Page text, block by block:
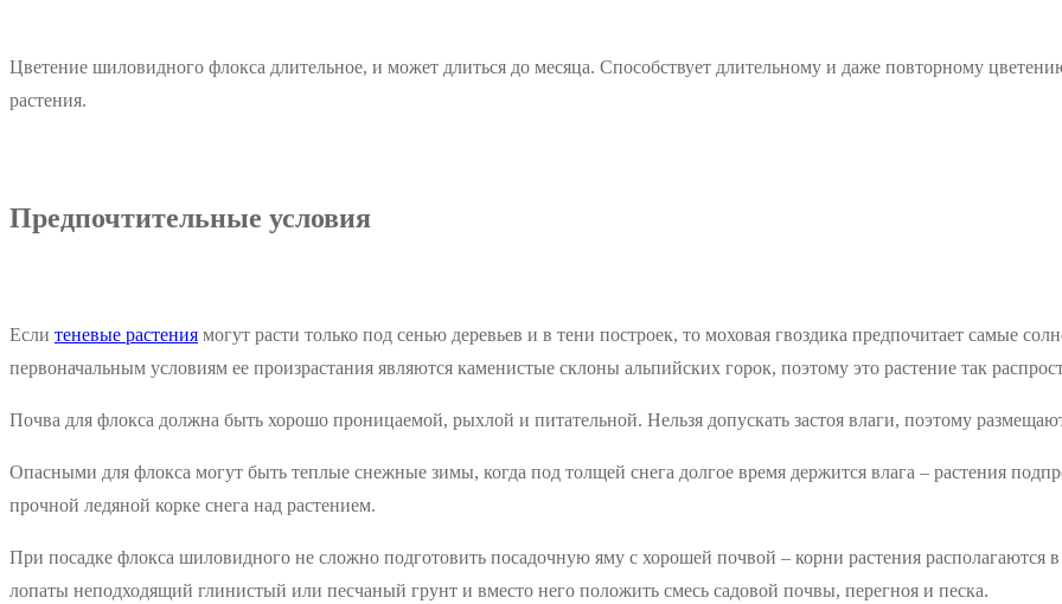
Цветение шиловидного флокса длительное, и может длиться до месяца. Способствует длительному и даже повторному
растения.
Предпочтительные условия
Если теневые растения могут расти только под сенью деревьев и в тени построек, то моховая гвоздика предпочитает самые
первоначальным условиям ее произрастания являются каменистые склоны альпийских горок, поэтому это растение так
Почва для флокса должна быть хорошо проницаемой, рыхлой и питательной. Нельзя допускать застоя влаги, поэтому
Опасными для флокса могут быть теплые снежные зимы, когда под толщей снега долгое время держится влага – растения
прочной ледяной корке снега над растением.
При посадке флокса шиловидного не сложно подготовить посадочную яму с хорошей почвой – корни растения располагаются
лопаты неподходящий глинистый или песчаный грунт и вместо него положить смесь садовой почвы, перегноя и песка.